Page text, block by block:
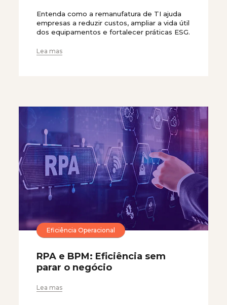
Entenda como a remanufatura de TI ajuda
empresas a reduzir custos, ampliar a vida útil
dos equipamentos e fortalecer práticas ESG.
Lea mas
Eficiência Operacional
RPA e BPM: Eficiência sem
parar o negócio
Lea mas